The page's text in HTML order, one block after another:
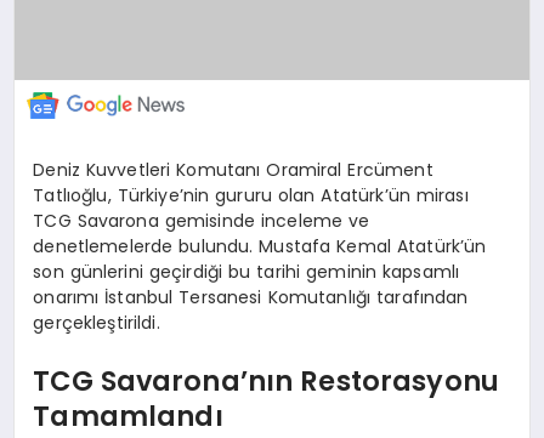
Deniz Kuvvetleri Komutanı Oramiral Ercüment
Tatlıoğlu, Türkiye’nin gururu olan Atatürk’ün mirası
TCG Savarona gemisinde inceleme ve
denetlemelerde bulundu. Mustafa Kemal Atatürk’ün
son günlerini geçirdiği bu tarihi geminin kapsamlı
onarımı İstanbul Tersanesi Komutanlığı tarafından
gerçekleştirildi.
TCG Savarona’nın Restorasyonu
Tamamlandı